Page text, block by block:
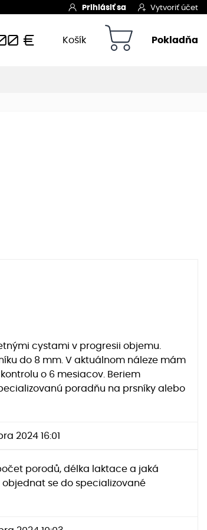
Prihlásiť sa Vytvoriť účet
€ Košík Pokladňa
cystami v progresii objemu.
do 8 mm. V aktuálnom náleze mám
o 6 mesiacov. Beriem
poradňu na prsníky alebo
2024 16:01
porodů, délka laktace a jaká
se do specializované